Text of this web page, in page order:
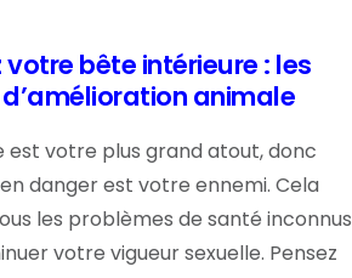
bête intérieure : les
animale
votre plus grand atout, donc
danger est votre ennemi. Cela
les problèmes de santé inconnus
votre vigueur sexuelle. Pensez